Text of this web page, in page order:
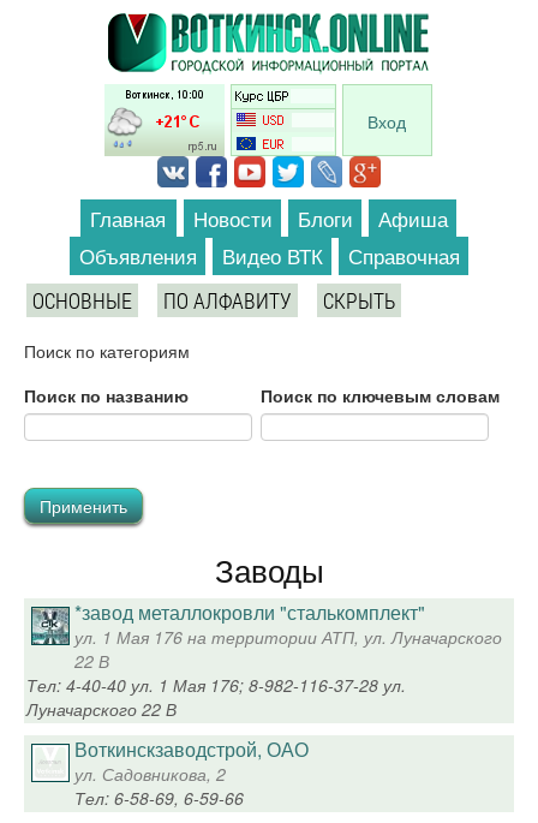
Перейти к основному содержанию
Вход
Главная Новости Блоги
Афиша
Объявления
Видео ВТК Справочная
ОСНОВНЫЕ ПО АЛФАВИТУ СКРЫТЬ
Поиск по категориям
Поиск по названию
Поиск по ключевым словам
Заводы
*завод металлокровли "сталькомплект"
ул. 1 Мая 176 на территории АТП, ул. Луначарского
22 В
Тел: 4-40-40 ул. 1 Мая 176; 8-982-116-37-28 ул.
Луначарского 22 В
Воткинскзаводстрой, ОАО
ул. Садовникова, 2
Тел: 6-58-69, 6-59-66